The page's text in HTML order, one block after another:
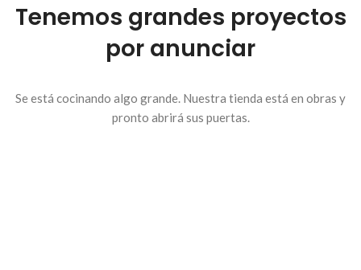
Tenemos grandes proyectos
por anunciar
Se está cocinando algo grande. Nuestra tienda está en obras y
pronto abrirá sus puertas.